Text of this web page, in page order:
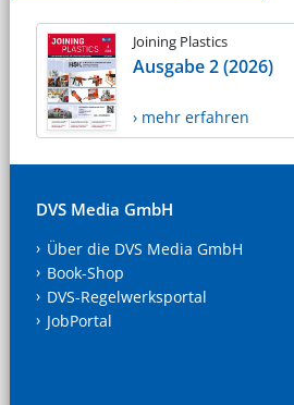
Joining Plastics
Ausgabe 2 (2026)
› mehr erfahren
DVS Media GmbH
Über die DVS Media GmbH
Book-Shop
DVS-Regelwerksportal
JobPortal